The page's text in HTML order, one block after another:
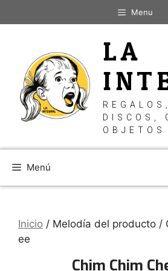
al
Menu
LA
DISCOS,
OBJETOS
Menú
Inicio / Melodía del producto /
ee
Chim Chim